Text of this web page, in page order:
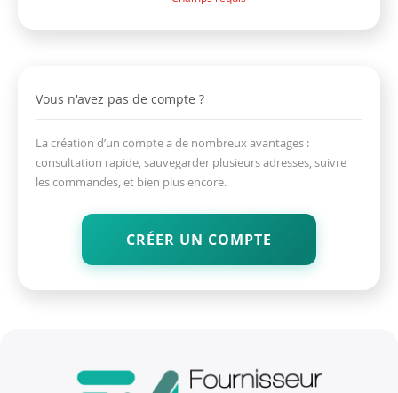
Vous n'avez pas de compte ?
La création d’un compte a de nombreux avantages :
consultation rapide, sauvegarder plusieurs adresses, suivre
les commandes, et bien plus encore.
CRÉER UN COMPTE